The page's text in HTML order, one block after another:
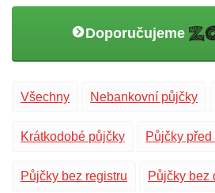
Doporučujeme
Všechny Nebankovní půjčky
Krátkodobé půjčky Půjčky
Půjčky bez registru Půjčky bez